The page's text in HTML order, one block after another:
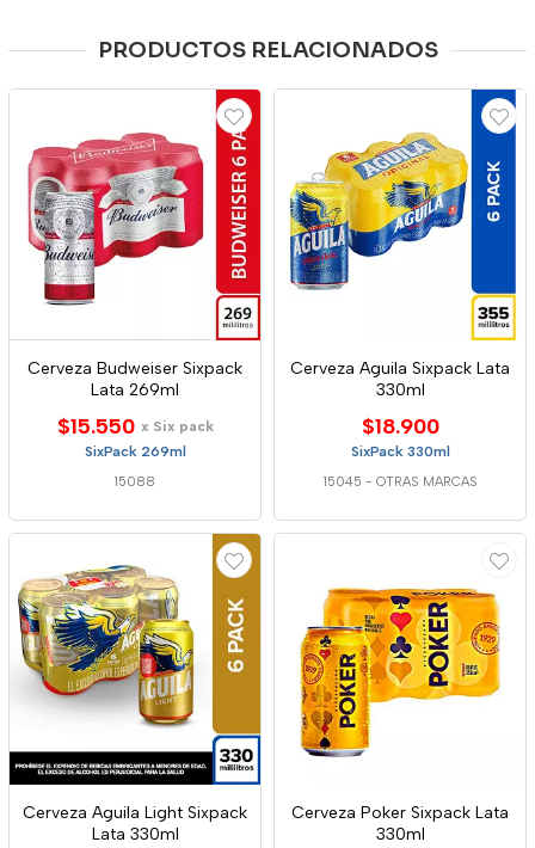
PRODUCTOS RELACIONADOS
Cerveza Budweiser Sixpack
Lata 269ml
$15.550 x Six pack
SixPack 269ml
15088
Cerveza Aguila Sixpack Lata
330ml
$18.900
SixPack 330ml
15045 - OTRAS MARCAS
Cerveza Aguila Light Sixpack
Lata 330ml
Cerveza Poker Sixpack Lata
330ml